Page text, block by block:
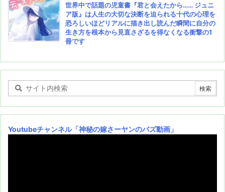
世界中で話題の児童書『君と会えたから…… ジュニ
ア版』は人生の大切な決断を迫られる十代の心理を
恐ろしいほどリアルに描き出し読んだ瞬間に自分の
生き方を根本から見直さざるを得なくなる衝撃の1
冊です
Youtubeチャンネル「神秘の嫁さーヤンのバズ動画」